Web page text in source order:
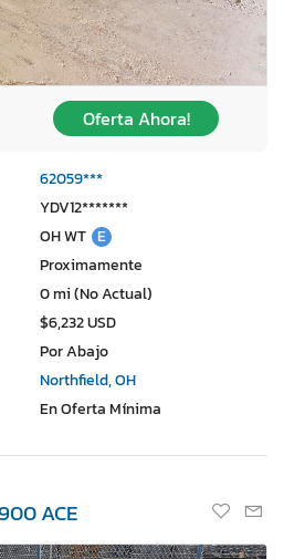
Oferta Ahora!
62059***
YDV12*******
OH WT E
Proximamente
0 mi (No Actual)
$6,232 USD
Por Abajo
Northfield, OH
En Oferta Mínima
ACE